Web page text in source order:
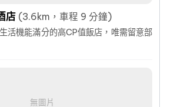
店 (3.6km，車程 9 分鐘)
活機能滿分的高CP值飯店，唯需留意部
無圖片